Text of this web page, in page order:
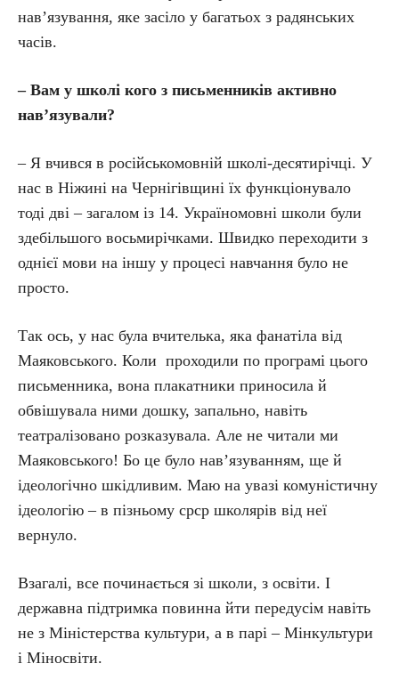
нав’язування, яке засіло у багатьох з радянських
часів.
– Вам у школі кого з письменників активно
нав’язували?
– Я вчився в російськомовній школі-десятирічці. У
нас в Ніжині на Чернігівщині їх функціонувало
тоді дві – загалом із 14. Україномовні школи були
здебільшого восьмирічками. Швидко переходити з
однієї мови на іншу у процесі навчання було не
просто.
Так ось, у нас була вчителька, яка фанатіла від
Маяковського. Коли проходили по програмі цього
письменника, вона плакатники приносила й
обвішувала ними дошку, запально, навіть
театралізовано розказувала. Але не читали ми
Маяковського! Бо це було нав’язуванням, ще й
ідеологічно шкідливим. Маю на увазі комуністичну
ідеологію – в пізньому срср школярів від неї
вернуло.
Взагалі, все починається зі школи, з освіти. І
державна підтримка повинна йти передусім навіть
не з Міністерства культури, а в парі – Мінкультури
і Міносвіти.